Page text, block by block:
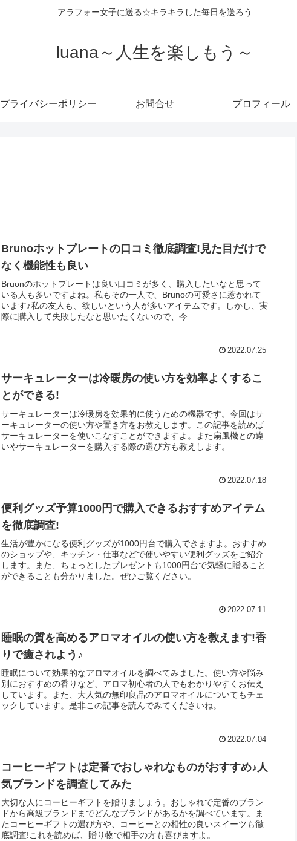
アラフォー女子に送る☆キラキラした毎日を送ろう
luana～人生を楽しもう～
プライバシーポリシー お問合せ プロフィール
Brunoホットプレートの口コミ徹底調査!見た目だけで
なく機能性も良い
Bruonのホットプレートは良い口コミが多く、購入したいなと思って
いる人も多いですよね。私もその一人で、Brunoの可愛さに惹かれて
います♪私の友人も、欲しいという人が多いアイテムです。しかし、実
際に購入して失敗したなと思いたくないので、今...
2022.07.25
サーキュレーターは冷暖房の使い方を効率よくするこ
とができる!
サーキュレーターは冷暖房を効果的に使うための機器です。今回はサ
ーキュレーターの使い方や置き方をお教えします。この記事を読めば
サーキュレーターを使いこなすことができますよ。また扇風機との違
いやサーキュレーターを購入する際の選び方も教えします。
2022.07.18
便利グッズ予算1000円で購入できるおすすめアイテム
を徹底調査!
生活が豊かになる便利グッズが1000円台で購入できますよ。おすすめ
のショップや、キッチン・仕事などで使いやすい便利グッズをご紹介
します。また、ちょっとしたプレゼントも1000円台で気軽に贈ること
ができることも分かりました。ぜひご覧ください。
2022.07.11
睡眠の質を高めるアロマオイルの使い方を教えます!香
りで癒されよう♪
睡眠について効果的なアロマオイルを調べてみました。使い方や悩み
別におすすめの香りなど、アロマ初心者の人でもわかりやすくお伝え
しています。また、大人気の無印良品のアロマオイルについてもチェ
ックしています。是非この記事を読んでみてくださいね。
2022.07.04
コーヒーギフトは定番でおしゃれなものがおすすめ♪人
気ブランドを調査してみた
大切な人にコーヒーギフトを贈りましょう。おしゃれで定番のブラン
ドから高級ブランドまでどんなブランドがあるかを調べています。ま
たコーヒーギフトの選び方や、コーヒーとの相性の良いスイーツも徹
底調査!これを読めば、贈り物で相手の方も喜びますよ。